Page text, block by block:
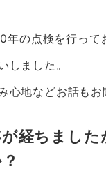
の点検を行って
しました。
心地などお話もお
経ちました